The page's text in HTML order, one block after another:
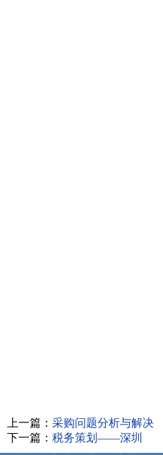
上一篇： 采购问题分析与解决
下一篇： 税务策划——深圳